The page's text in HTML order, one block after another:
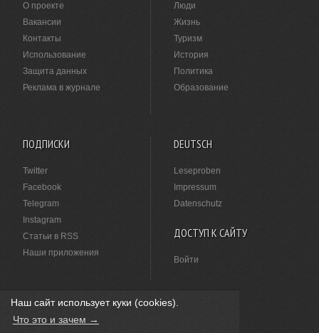
Наш сайт использует куки (cookies).
Что это и зачем →
О проекте
Вакансии
Контакты
Использование
Защита данных
Реклама в журнале
Люди
Жизнь
Туризм
История
Политика
Образование
ПОДПИСКИ
Twitter
Facebook
Telegram
Instagram
Статьи в RSS
Наши приложения
DEUTSCH
Leseproben
Impressum
Datenschutz
ДОСТУП К САЙТУ
Войти
НАШЛИ ОПЕЧАТКУ?